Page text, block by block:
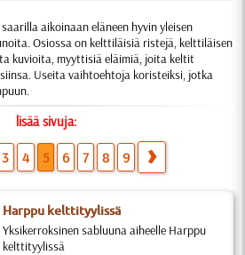
aikoinaan eläneen hyvin yleisen
Osiossa on kelttiläisiä ristejä, kelttiläisen
kuvioita, myyttisiä eläimiä, joita keltit
Useita vaihtoehtoja koristeiksi, jotka
lisää sivuja:
3 4 5 6 7 8 9
Harppu kelttityylissä
Yksikerroksinen sabluuna aiheelle Harppu
kelttityylissä